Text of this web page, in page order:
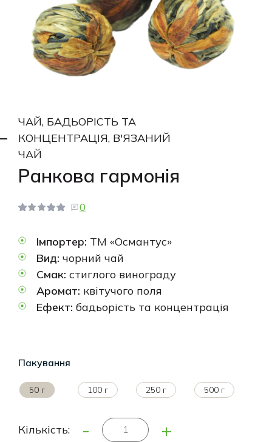
ЧАЙ, БАДЬОРІСТЬ ТА
КОНЦЕНТРАЦІЯ, В'ЯЗАНИЙ
ЧАЙ
Ранкова гармонія
0
Імпортер: ТМ «Османтус»
Вид: чорний чай
Смак: стиглого винограду
Аромат: квітучого поля
Ефект: бадьорість та концентрація
Пакування
50 г 100 г 250 г 500 г
Кількість: - +